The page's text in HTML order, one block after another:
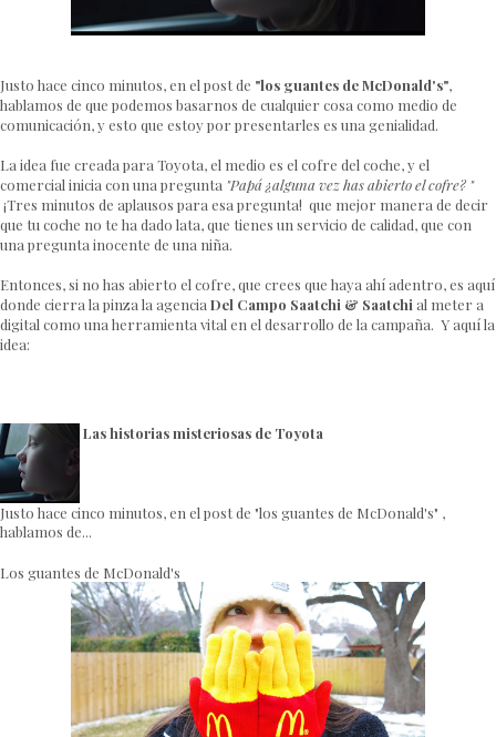
Justo hace cinco minutos, en el post de "los guantes de McDonald's",
hablamos de que podemos basarnos de cualquier cosa como medio de
comunicación, y esto que estoy por presentarles es una genialidad.
La idea fue creada para Toyota, el medio es el cofre del coche, y el
comercial inicia con una pregunta "Papá ¿alguna vez has abierto el cofre? "
¡Tres minutos de aplausos para esa pregunta! que mejor manera de decir
que tu coche no te ha dado lata, que tienes un servicio de calidad, que con
una pregunta inocente de una niña.
Entonces, si no has abierto el cofre, que crees que haya ahí adentro, es aquí
donde cierra la pinza la agencia Del Campo Saatchi & Saatchi al meter a
digital como una herramienta vital en el desarrollo de la campaña. Y aquí la
idea:
Las historias misteriosas de Toyota
Justo hace cinco minutos, en el post de "los guantes de McDonald's" ,
hablamos de...
Los guantes de McDonald's